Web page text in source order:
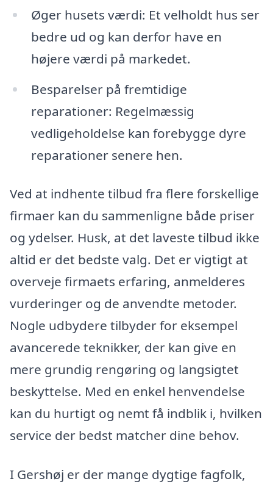
Øger husets værdi: Et velholdt hus ser
bedre ud og kan derfor have en
højere værdi på markedet.
Besparelser på fremtidige
reparationer: Regelmæssig
vedligeholdelse kan forebygge dyre
reparationer senere hen.
Ved at indhente tilbud fra flere forskellige
firmaer kan du sammenligne både priser
og ydelser. Husk, at det laveste tilbud ikke
altid er det bedste valg. Det er vigtigt at
overveje firmaets erfaring, anmelderes
vurderinger og de anvendte metoder.
Nogle udbydere tilbyder for eksempel
avancerede teknikker, der kan give en
mere grundig rengøring og langsigtet
beskyttelse. Med en enkel henvendelse
kan du hurtigt og nemt få indblik i, hvilken
service der bedst matcher dine behov.
I Gershøj er der mange dygtige fagfolk,